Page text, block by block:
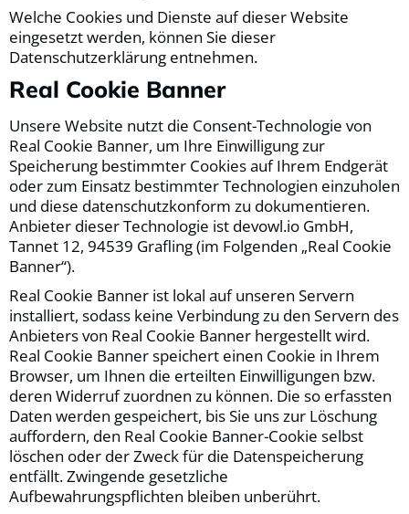
Welche Cookies und Dienste auf dieser Website
eingesetzt werden, können Sie dieser
Datenschutzerklärung entnehmen.
Real Cookie Banner
Unsere Website nutzt die Consent-Technologie von
Real Cookie Banner, um Ihre Einwilligung zur
Speicherung bestimmter Cookies auf Ihrem Endgerät
oder zum Einsatz bestimmter Technologien einzuholen
und diese datenschutzkonform zu dokumentieren.
Anbieter dieser Technologie ist devowl.io GmbH,
Tannet 12, 94539 Grafling (im Folgenden „Real Cookie
Banner“).
Real Cookie Banner ist lokal auf unseren Servern
installiert, sodass keine Verbindung zu den Servern des
Anbieters von Real Cookie Banner hergestellt wird.
Real Cookie Banner speichert einen Cookie in Ihrem
Browser, um Ihnen die erteilten Einwilligungen bzw.
deren Widerruf zuordnen zu können. Die so erfassten
Daten werden gespeichert, bis Sie uns zur Löschung
auffordern, den Real Cookie Banner-Cookie selbst
löschen oder der Zweck für die Datenspeicherung
entfällt. Zwingende gesetzliche
Aufbewahrungspflichten bleiben unberührt.